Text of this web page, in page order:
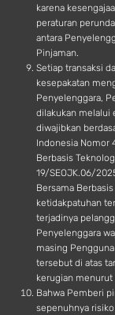
karena
peraturan
antara
Pinjaman.
Setiap transaksi
kesepakatan
Penyelenggara,
dilakukan melalui
diwajibkan
Indonesia Nomor
Berbasis
19/SEOJK.06/
Bersama
ketidakpatuhan
terjadinya
Penyelenggara
masing
tersebut di atas
kerugian menurut
Bahwa Pemberi
sepenuhnya